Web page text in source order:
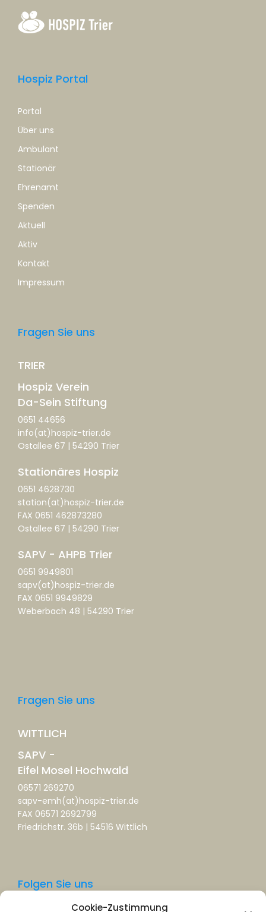
Cookie-Zustimmung
Hospiz Portal
Portal
Über uns
Ambulant
Stationär
Ehrenamt
Spenden
Aktuell
Aktiv
Kontakt
Impressum
Fragen Sie uns
TRIER
Hospiz Verein
Da-Sein Stiftung
0651 44656
info(at)hospiz-trier.de
Ostallee 67 | 54290 Trier
Stationäres Hospiz
0651 4628730
station(at)hospiz-trier.de
FAX 0651 462873280
Ostallee 67 | 54290 Trier
SAPV - AHPB Trier
0651 9949801
sapv(at)hospiz-trier.de
FAX 0651 9949829
Weberbach 48 | 54290 Trier
Fragen Sie uns
WITTLICH
SAPV -
Eifel Mosel Hochwald
06571 269270
sapv-emh(at)hospiz-trier.de
FAX 06571 2692799
Friedrichstr. 36b | 54516 Wittlich
Folgen Sie uns